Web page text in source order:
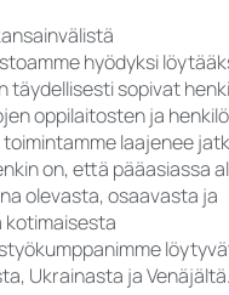
hyödyksi
täydellisesti sopivat
oppilaitosten ja
laajenee
on, että pääasiassa
olevasta, osaavasta ja
Ukrainasta ja Venäjältä.